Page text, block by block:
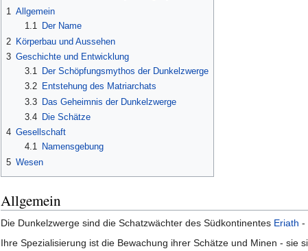
1 Allgemein
1.1
Der Name
2 Körperbau und Aussehen
3 Geschichte und Entwicklung
3.1
Der Schöpfungsmythos der Dunkelzwerge
3.2
Entstehung des Matriarchats
3.3
Das Geheimnis der Dunkelzwerge
3.4
Die Schätze
4 Gesellschaft
4.1
Namensgebung
5 Wesen
Allgemein
Die Dunkelzwerge sind die Schatzwächter des Südkontinentes Eriath -
Ihre Spezialisierung ist die Bewachung ihrer Schätze und Minen -